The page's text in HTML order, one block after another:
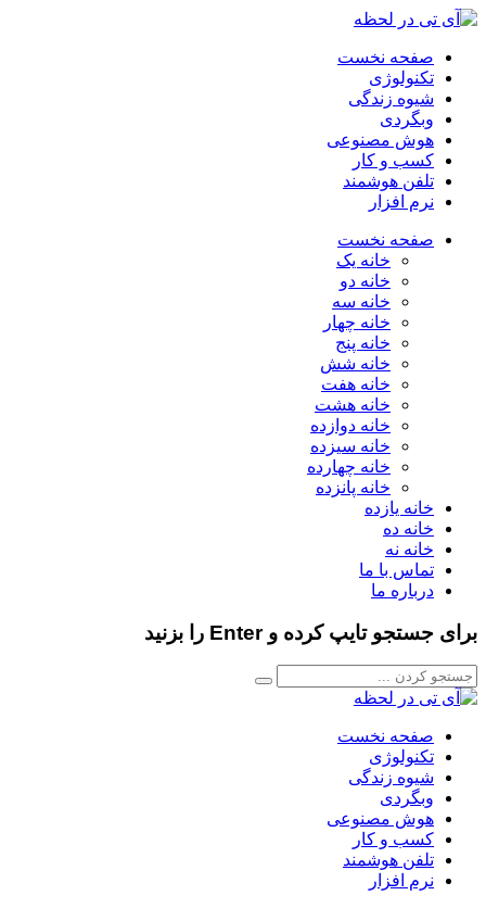
صفحه نخست
تکنولوژی
شیوه زندگی
وبگردی
هوش مصنوعی
کسب و کار
تلفن هوشمند
نرم افزار
صفحه نخست
خانه یک
خانه دو
خانه سه
خانه چهار
خانه پنج
خانه شش
خانه هفت
خانه هشت
خانه دوازده
خانه سیزده
خانه چهارده
خانه پانزده
خانه یازده
خانه ده
خانه نه
تماس با ما
درباره ما
برای جستجو تایپ کرده و Enter را بزنید
صفحه نخست
تکنولوژی
شیوه زندگی
وبگردی
هوش مصنوعی
کسب و کار
تلفن هوشمند
نرم افزار